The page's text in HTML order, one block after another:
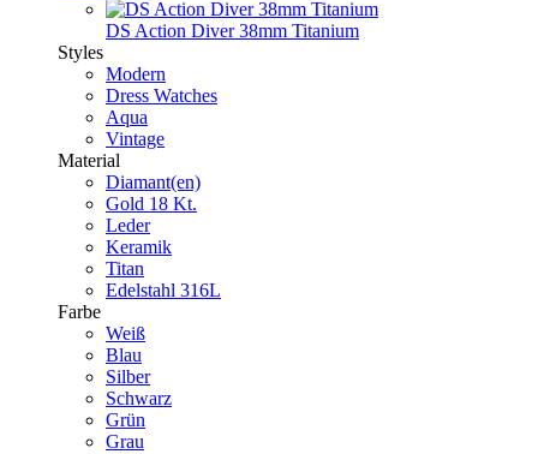
DS Action Diver 38mm Titanium
Styles
Modern
Dress Watches
Aqua
Vintage
Material
Diamant(en)
Gold 18 Kt.
Leder
Keramik
Titan
Edelstahl 316L
Farbe
Weiß
Blau
Silber
Schwarz
Grün
Grau